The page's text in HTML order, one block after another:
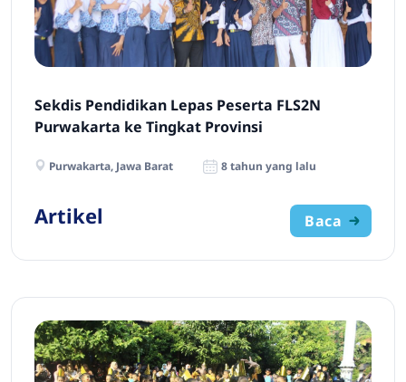
Sekdis Pendidikan Lepas Peserta FLS2N
Purwakarta ke Tingkat Provinsi
Purwakarta, Jawa Barat 8 tahun yang lalu
Artikel Baca